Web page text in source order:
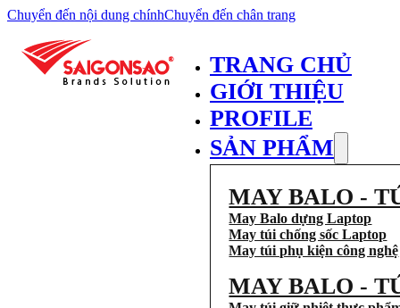
Chuyển đến nội dung chínhChuyển đến chân trang
TRANG CHỦ
GIỚI THIỆU
PROFILE
SẢN PHẨM
MAY BALO -
May Balo dựng Laptop
May túi chống sốc Laptop
May túi phụ kiện công nghệ
MAY BALO -